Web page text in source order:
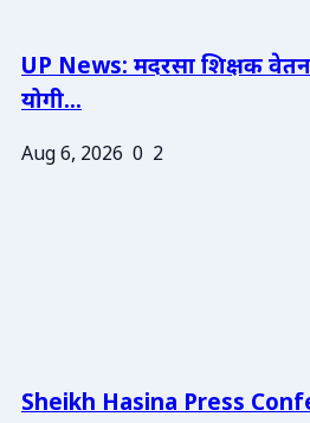
UP News: मदरसा शिक्षक
योगी...
Aug 6, 2026 0 2
Sheikh Hasina Press